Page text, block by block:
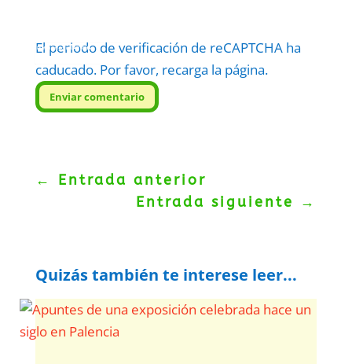
El periodo de verificación de reCAPTCHA ha
caducado. Por favor, recarga la página.
Enviar comentario
Protegidos porreCAPTCHA
Politica–
← Entrada anterior
Entrada siguiente
→
Quizás también te interese leer...